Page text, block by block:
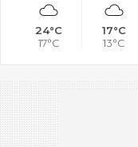
24°C
17°C
17°C
13°C